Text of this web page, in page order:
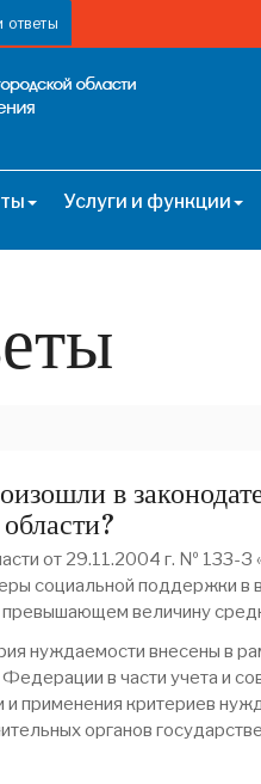
ответы
Услуги и функции
в
от 29.11.2004 г. № 133-З
социальной поддержки
величину
нуждаемости внесены
в части учета и
и применения критериев
органов